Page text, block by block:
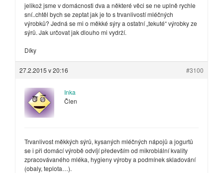
jelikož jsme v domácnosti dva a některé věci se ne uplně rychle
sní..chtěl bych se zeptat jak je to s trvanlivostí mléčných
výrobků? Jedná se mi o měkké sýry a ostatní „tekuté“ výrobky ze
sýrů. Jak určovat jak dlouho mi vydrží.
Díky
27.2.2015 v 20:16 #3100
Inka
Člen
Trvanlivost měkkých sýrů, kysaných mléčných nápojů a jogurtů
se i při domácí výrobě odvíjí především od mikrobiální kvality
zpracovávaného mléka, hygieny výroby a podmínek skladování
(obaly, teplota…).